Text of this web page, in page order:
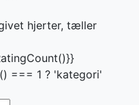
hjerter, tæller
=== 1 ? 'kategori'